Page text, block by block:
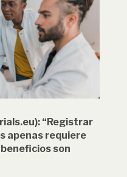
“Registrar
apenas requiere
son